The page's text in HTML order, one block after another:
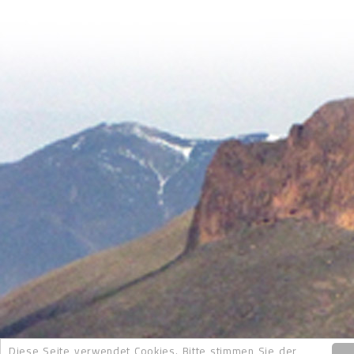
Diese Seite verwendet Cookies. Bitte stimmen Sie der